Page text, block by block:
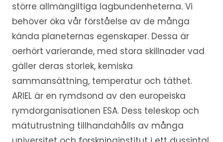
större allmängiltiga lagbundenheterna. Vi
behöver öka vår förståelse av de många
kända planeternas egenskaper. Dessa är
oerhört varierande, med stora skillnader vad
gäller deras storlek, kemiska
sammansättning, temperatur och täthet.
ARIEL är en rymdsond av den europeiska
rymdorganisationen ESA. Dess teleskop och
mätutrustning tillhandahålls av många